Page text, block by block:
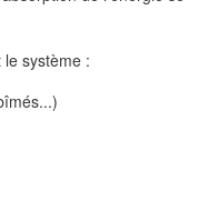
système :